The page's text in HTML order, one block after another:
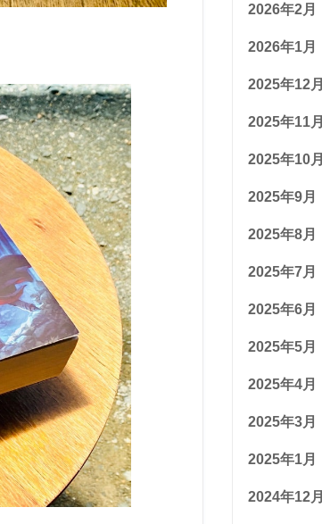
2026年2月
2026年1月
2025年12月
2025年11月
2025年10月
2025年9月
2025年8月
2025年7月
2025年6月
2025年5月
2025年4月
2025年3月
2025年1月
2024年12月